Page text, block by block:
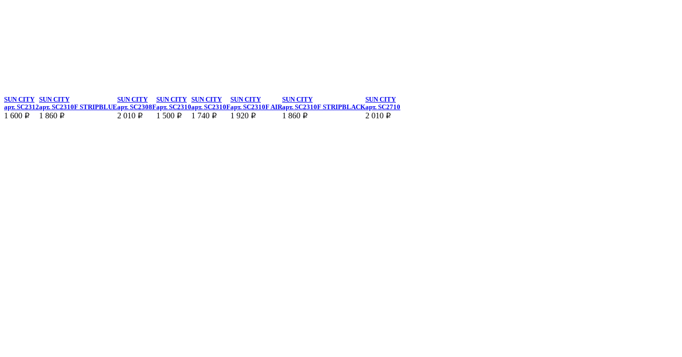
SUN CITY
арт. SC2312
1 600 p
SUN CITY
арт. SC2310F STRIPBLUE
1 860 p
SUN CITY
арт. SC2308F
2 010 p
SUN CITY
арт. SC2310
1 500 p
SUN CITY
арт. SC2310F
1 740 p
SUN CITY
арт. SC2310F AIR
1 920 p
SUN CITY
арт. SC2310F STRIPBLACK
1 860 p
SUN CITY
арт. SC2710
2 010 p